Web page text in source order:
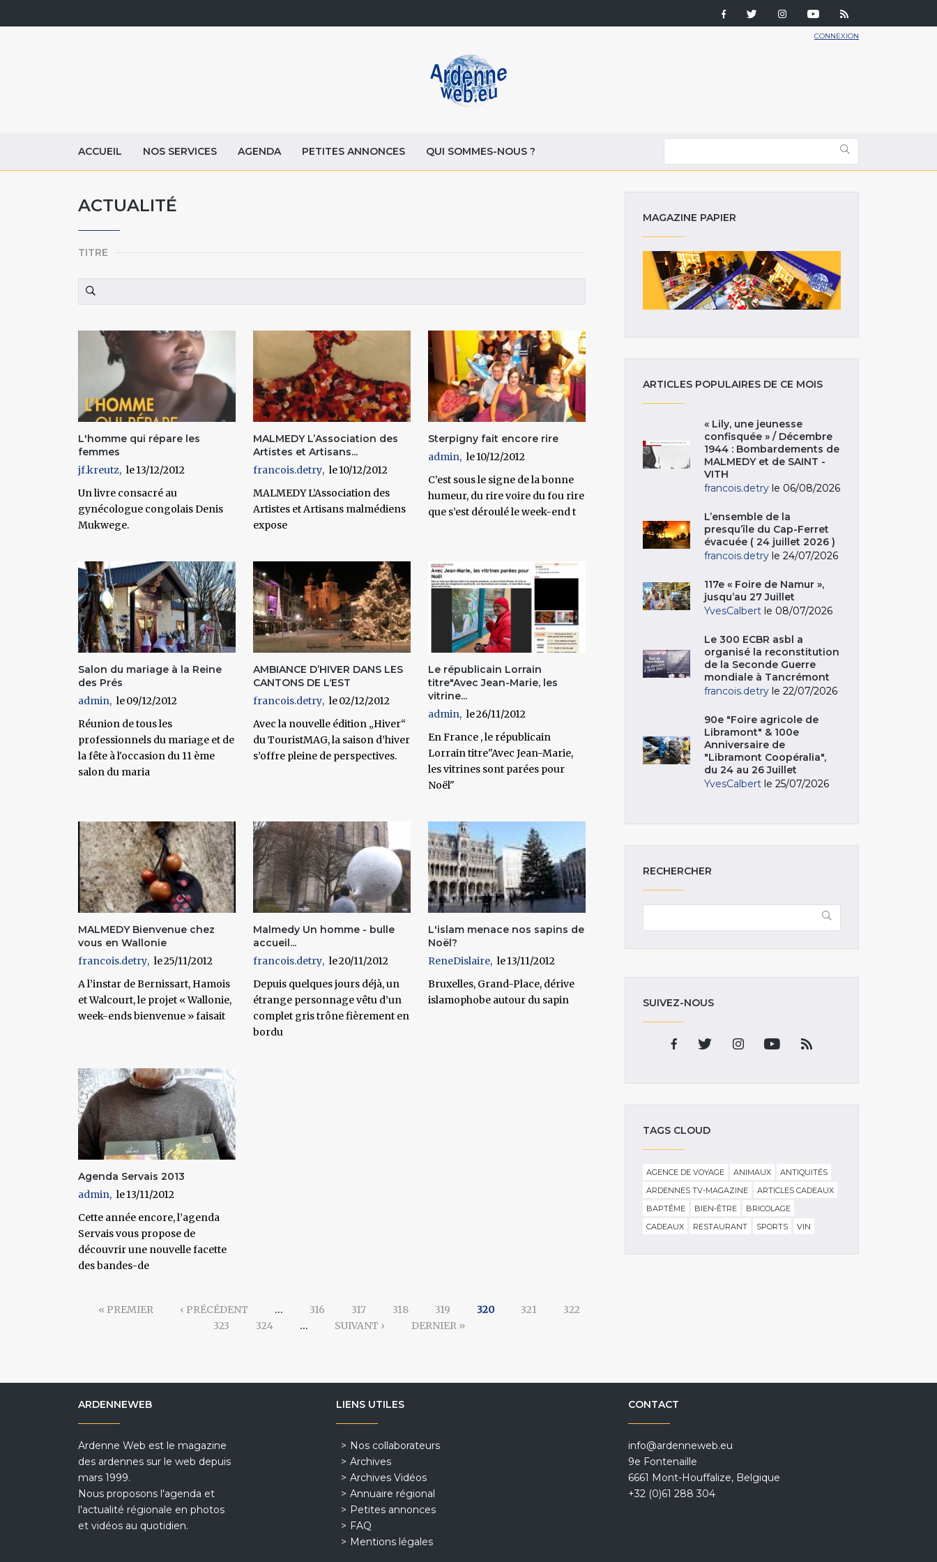
CONNEXION
ACCUEIL NOS SERVICES AGENDA PETITES ANNONCES QUI SOMMES-NOUS ?
ACTUALITÉ
TITRE
L'homme qui répare les
femmes
jf.kreutz
13/12/2012
Un livre consacré au
gynécologue congolais Denis
Mukwege.
MALMEDY L’Association des
Artistes et Artisans...
francois.detry
10/12/2012
MALMEDY L’Association des
Artistes et Artisans malmédiens
expose
Sterpigny fait encore rire
admin
10/12/2012
C’est sous le signe de la bonne
humeur, du rire voire du fou rire
que s’est déroulé le week-end t
Salon du mariage à la Reine
des Prés
admin
09/12/2012
Réunion de tous les
professionnels du mariage et de
la fête à l'occasion du 11 ème
salon du maria
AMBIANCE D’HIVER DANS LES
CANTONS DE L‘EST
francois.detry
02/12/2012
Avec la nouvelle édition „Hiver“
du TouristMAG, la saison d’hiver
s’offre pleine de perspectives.
Le républicain Lorrain
titre"Avec Jean-Marie, les
vitrine...
admin
26/11/2012
En France , le républicain
Lorrain titre"Avec Jean-Marie,
les vitrines sont parées pour
Noël"
MALMEDY Bienvenue chez
vous en Wallonie
francois.detry
25/11/2012
A l’instar de Bernissart, Hamois
et Walcourt, le projet « Wallonie,
week-ends bienvenue » faisait
Malmedy Un homme - bulle
accueil...
francois.detry
20/11/2012
Depuis quelques jours déjà, un
étrange personnage vêtu d’un
complet gris trône fièrement en
bordu
L'islam menace nos sapins de
Noël?
ReneDislaire
13/11/2012
Bruxelles, Grand-Place, dérive
islamophobe autour du sapin
Agenda Servais 2013
admin
13/11/2012
Cette année encore, l’agenda
Servais vous propose de
découvrir une nouvelle facette
des bandes-de
Pages
« PREMIER ‹ PRÉCÉDENT … 316 317 318 319 320 321
322
323
324 … SUIVANT › DERNIER »
MAGAZINE PAPIER
ARTICLES POPULAIRES DE CE MOIS
« Lily, une jeunesse
confisquée » / Décembre
1944 : Bombardements de
MALMEDY et de SAINT -
VITH
francois.detry le 06/08/2026
L’ensemble de la
presqu’île du Cap-Ferret
évacuée ( 24 juillet 2026 )
francois.detry le 24/07/2026
117e « Foire de Namur »,
jusqu’au 27 Juillet
YvesCalbert le 08/07/2026
Le 300 ECBR asbl a
organisé la reconstitution
de la Seconde Guerre
mondiale à Tancrémont
francois.detry le 22/07/2026
90e "Foire agricole de
Libramont" & 100e
Anniversaire de
"Libramont Coopéralia",
du 24 au 26 Juillet
YvesCalbert le 25/07/2026
RECHERCHER
SUIVEZ-NOUS
TAGS CLOUD
AGENCE DE VOYAGE ANIMAUX
ANTIQUITÉS
ARDENNES TV-MAGAZINE
ARTICLES CADEAUX
BAPTÊME
BIEN-ÊTRE
BRICOLAGE
CADEAUX
RESTAURANT SPORTS VIN
ARDENNEWEB
Ardenne Web est le magazine
des ardennes sur le web depuis
mars 1999.
Nous proposons l'agenda et
l'actualité régionale en photos
et vidéos au quotidien.
LIENS UTILES
Nos collaborateurs
Archives
Archives Vidéos
Annuaire régional
Petites annonces
FAQ
Mentions légales
CONTACT
info@ardenneweb.eu
9e Fontenaille
6661 Mont-Houffalize, Belgique
+32 (0)61 288 304